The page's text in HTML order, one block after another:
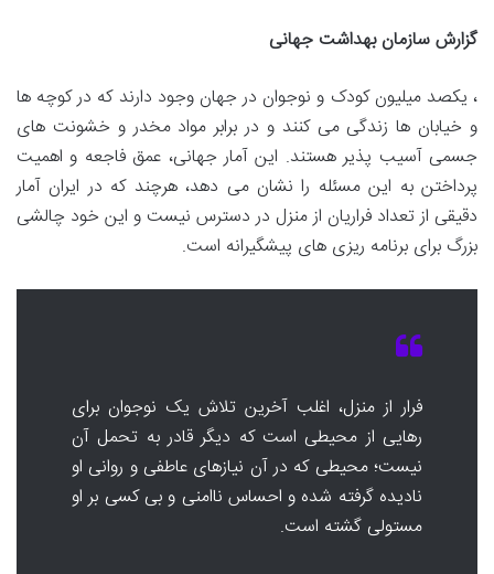
گزارش سازمان بهداشت جهانی
، یکصد میلیون کودک و نوجوان در جهان وجود دارند که در کوچه ها
و خیابان ها زندگی می کنند و در برابر مواد مخدر و خشونت های
جسمی آسیب پذیر هستند. این آمار جهانی، عمق فاجعه و اهمیت
پرداختن به این مسئله را نشان می دهد، هرچند که در ایران آمار
دقیقی از تعداد فراریان از منزل در دسترس نیست و این خود چالشی
بزرگ برای برنامه ریزی های پیشگیرانه است.
فرار از منزل، اغلب آخرین تلاش یک نوجوان برای
رهایی از محیطی است که دیگر قادر به تحمل آن
نیست؛ محیطی که در آن نیازهای عاطفی و روانی او
نادیده گرفته شده و احساس ناامنی و بی کسی بر او
مستولی گشته است.